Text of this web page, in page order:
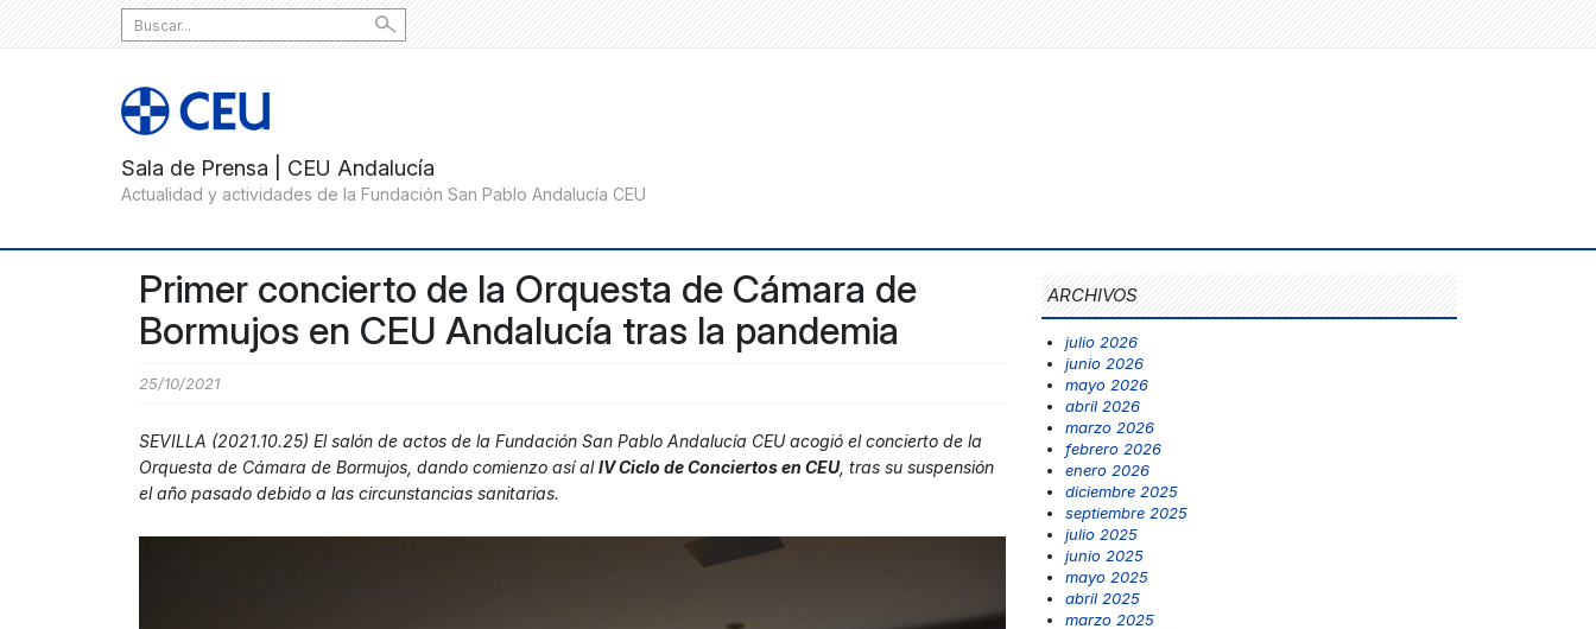
Search
for:
Primer concierto de la Orquesta de Cámara de
Bormujos en CEU Andalucía tras la pandemia
25/10/2021
SEVILLA (2021.10.25) El salón de actos de la Fundación San Pablo Andalucía CEU acogió el concierto de la
Orquesta de Cámara de Bormujos, dando comienzo así alIV Ciclo de Conciertos en CEU, tras su suspensión
el año pasado debido a las circunstancias sanitarias.
ARCHIVOS
julio 2026
junio 2026
mayo 2026
abril 2026
marzo 2026
febrero 2026
enero 2026
diciembre 2025
septiembre 2025
julio 2025
junio 2025
mayo 2025
abril 2025
marzo 2025